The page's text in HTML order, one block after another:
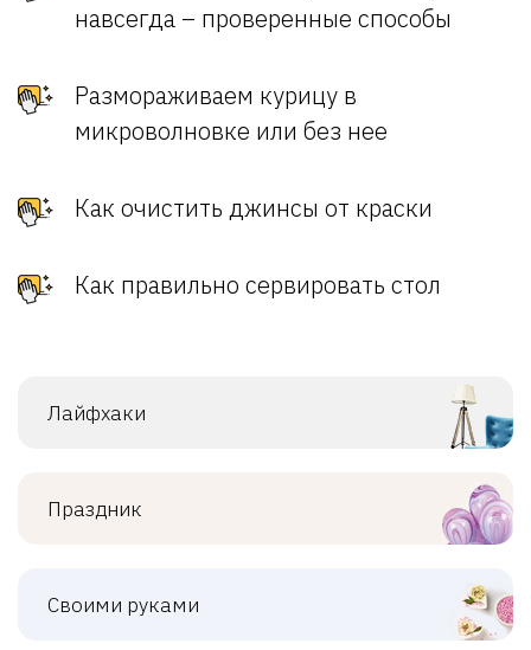
навсегда – проверенные способы
Размораживаем курицу в
микроволновке или без нее
Как очистить джинсы от краски
Как правильно сервировать стол
Лайфхаки
Праздник
Своими руками